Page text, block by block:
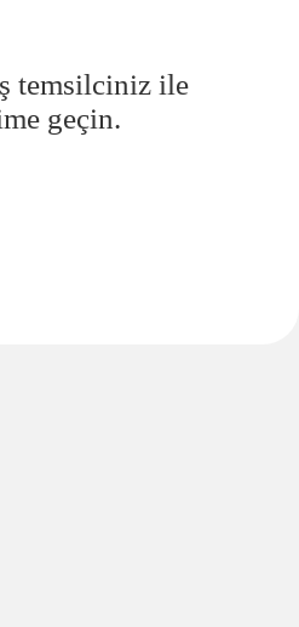
temsilciniz ile
geçin.